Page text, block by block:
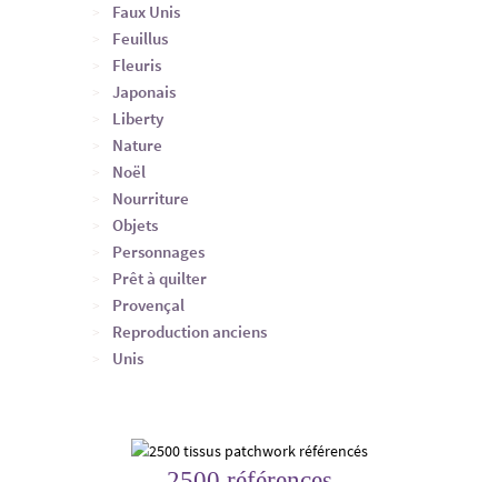
Faux Unis
Feuillus
Fleuris
Japonais
Liberty
Nature
Noël
Nourriture
Objets
Personnages
Prêt à quilter
Provençal
Reproduction anciens
Unis